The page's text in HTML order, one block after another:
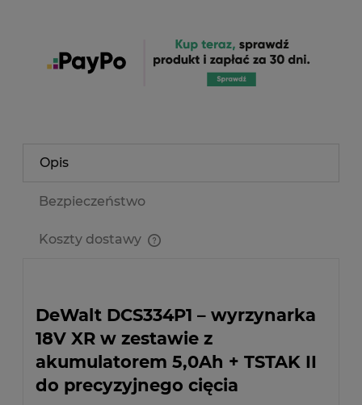
Opis
Bezpieczeństwo
Koszty dostawy
DeWalt DCS334P1 – wyrzynarka
18V XR w zestawie z
akumulatorem 5,0Ah + TSTAK II
do precyzyjnego cięcia